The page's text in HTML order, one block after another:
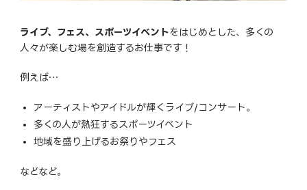
ライブ、フェス、スポーツイベントをはじめとした、多くの
人々が楽しむ場を創造するお仕事です！
例えば…
アーティストやアイドルが輝くライブ/コンサート。
多くの人が熱狂するスポーツイベント
地域を盛り上げるお祭りやフェス
などなど。